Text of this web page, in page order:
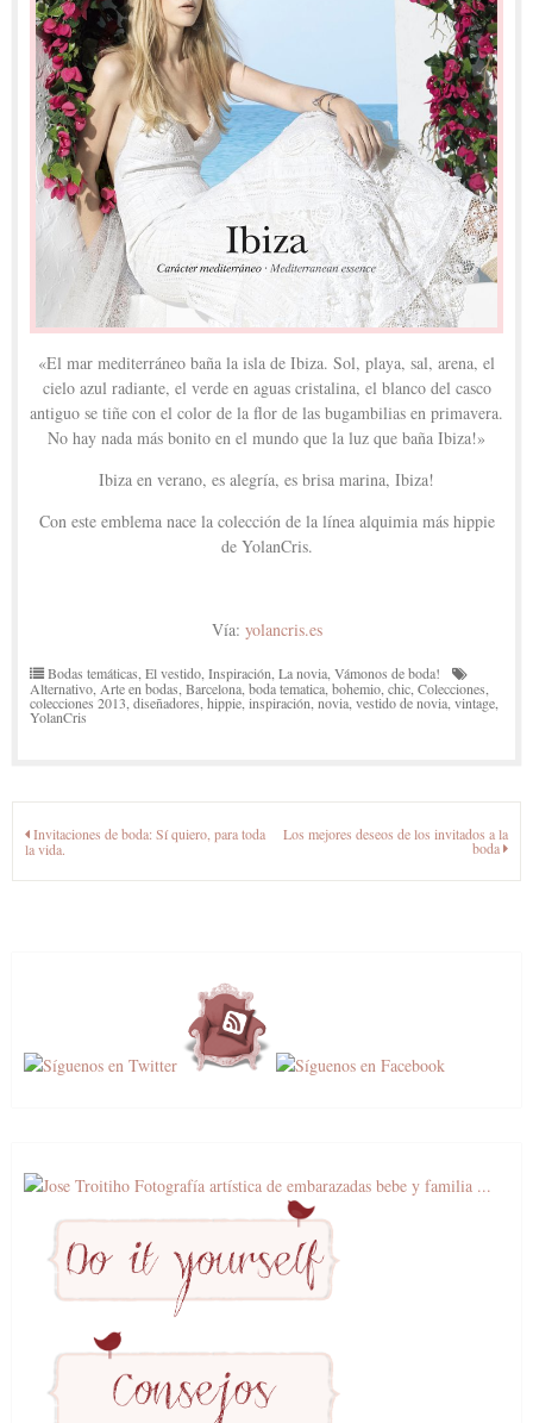
«El mar mediterráneo baña la isla de Ibiza. Sol, playa, sal, arena, el
cielo azul radiante, el verde en aguas cristalina, el blanco del casco
antiguo se tiñe con el color de la flor de las bugambilias en primavera.
No hay nada más bonito en el mundo que la luz que baña Ibiza!»
Ibiza en verano, es alegría, es brisa marina, Ibiza!
Con este emblema nace la colección de la línea alquimia más hippie
de YolanCris.
Vía: yolancris.es
Bodas temáticas El vestido Inspiración La novia Vámonos de boda!
Alternativo Arte en bodas Barcelona boda tematica bohemio chic Colecciones
colecciones 2013 diseñadores hippie, inspiración novia vestido de novia vintage
YolanCris
Navegación
de
entradas
Invitaciones de boda: Sí quiero, para toda
la vida.
Los mejores deseos de los invitados a la
boda